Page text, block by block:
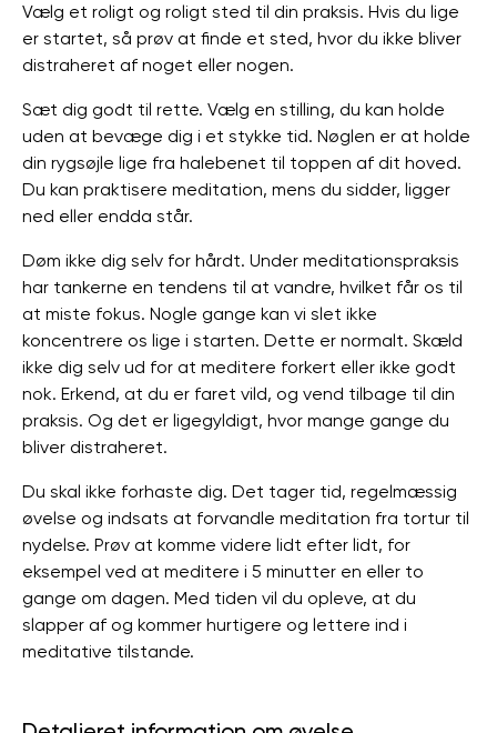
Vælg et roligt og roligt sted til din praksis. Hvis du lige
er startet, så prøv at finde et sted, hvor du ikke bliver
distraheret af noget eller nogen.
Sæt dig godt til rette. Vælg en stilling, du kan holde
uden at bevæge dig i et stykke tid. Nøglen er at holde
din rygsøjle lige fra halebenet til toppen af ​​dit hoved.
Du kan praktisere meditation, mens du sidder, ligger
ned eller endda står.
Døm ikke dig selv for hårdt. Under meditationspraksis
har tankerne en tendens til at vandre, hvilket får os til
at miste fokus. Nogle gange kan vi slet ikke
koncentrere os lige i starten. Dette er normalt. Skæld
ikke dig selv ud for at meditere forkert eller ikke godt
nok. Erkend, at du er faret vild, og vend tilbage til din
praksis. Og det er ligegyldigt, hvor mange gange du
bliver distraheret.
Du skal ikke forhaste dig. Det tager tid, regelmæssig
øvelse og indsats at forvandle meditation fra tortur til
nydelse. Prøv at komme videre lidt efter lidt, for
eksempel ved at meditere i 5 minutter en eller to
gange om dagen. Med tiden vil du opleve, at du
slapper af og kommer hurtigere og lettere ind i
meditative tilstande.